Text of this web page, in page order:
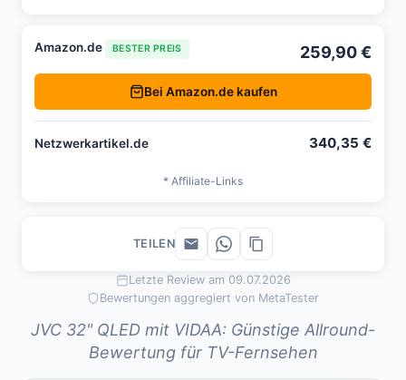
Letzte Review am 09.07.2026
Bewertungen aggregiert von MetaTester
JVC 32" QLED mit VIDAA: Günstige Allround-
Bewertung für TV-Fernsehen
Amazon.de BESTER PREIS 259,90 €
Bei Amazon.de kaufen
Netzwerkartikel.de 340,35 €
* Affiliate-Links
TEILEN